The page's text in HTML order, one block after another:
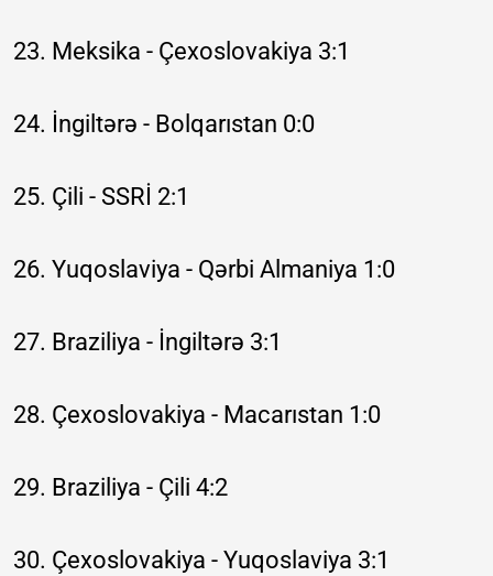
23. Meksika - Çexoslovakiya 3:1
24. İngiltərə - Bolqarıstan 0:0
25. Çili - SSRİ 2:1
26. Yuqoslaviya - Qərbi Almaniya 1:0
27. Braziliya - İngiltərə 3:1
28. Çexoslovakiya - Macarıstan 1:0
29. Braziliya - Çili 4:2
30. Çexoslovakiya - Yuqoslaviya 3:1